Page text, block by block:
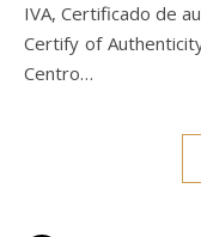
IVA, Certificado de
Certify of
Centro…